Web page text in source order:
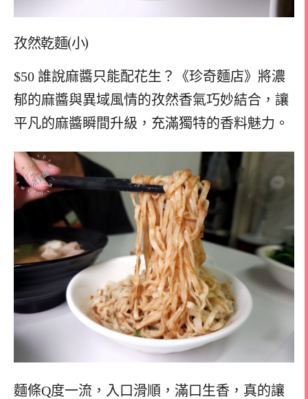
孜然乾麵(小)
$50 誰說麻醬只能配花生？《珍奇麵店》將濃
郁的麻醬與異域風情的孜然香氣巧妙結合，讓
平凡的麻醬瞬間升級，充滿獨特的香料魅力。
麵條Q度一流，入口滑順，滿口生香，真的讓